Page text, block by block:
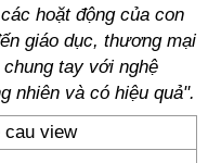
hoặt động của con
giáo dục, thương mại
tay với nghệ
nhiên và có hiệu quả".